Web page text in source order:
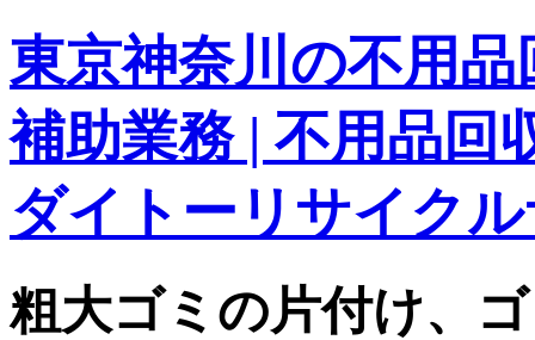
東京神奈川の不用
補助業務 | 不用品回
ダイトーリサイク
粗大ゴミの片付け、